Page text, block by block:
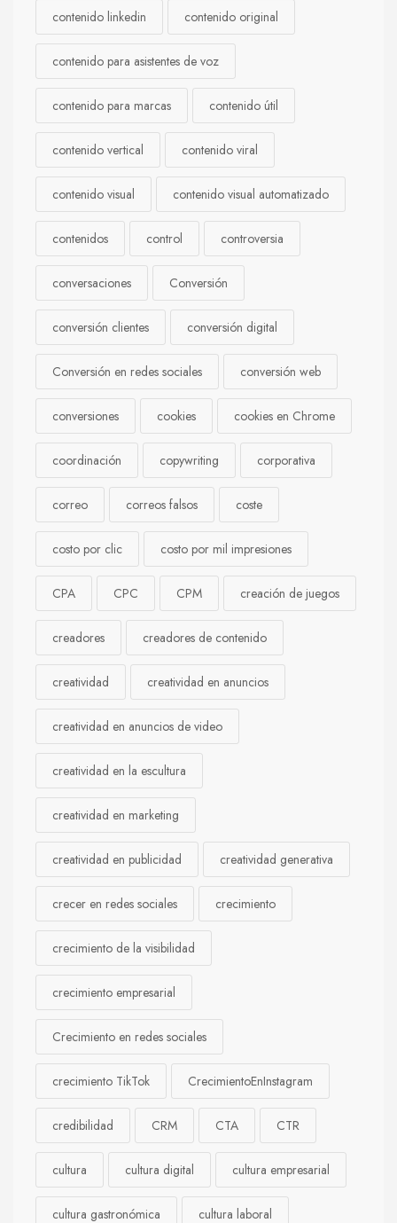
contenido linkedin contenido original
contenido para asistentes de voz
contenido para marcas contenido útil
contenido vertical contenido viral
contenido visual contenido visual automatizado
contenidos control controversia
conversaciones Conversión
conversión clientes conversión digital
Conversión en redes sociales conversión web
conversiones cookies cookies en Chrome
coordinación copywriting corporativa
correo correos falsos coste
costo por clic costo por mil impresiones
CPA CPC CPM creación de juegos
creadores creadores de contenido
creatividad creatividad en anuncios
creatividad en anuncios de video
creatividad en la escultura
creatividad en marketing
creatividad en publicidad creatividad generativa
crecer en redes sociales crecimiento
crecimiento de la visibilidad
crecimiento empresarial
Crecimiento en redes sociales
crecimiento TikTok CrecimientoEnInstagram
credibilidad CRM CTA CTR
cultura cultura digital cultura empresarial
cultura gastronómica cultura laboral